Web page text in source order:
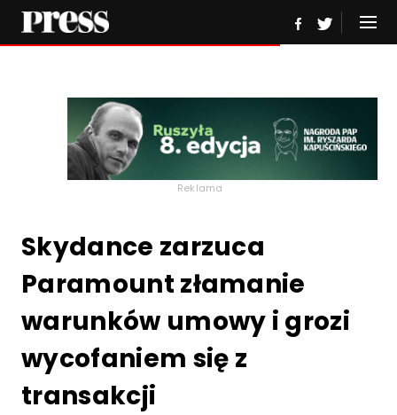
Reklama
Skydance zarzuca
Paramount złamanie
warunków umowy i grozi
wycofaniem się z
transakcji